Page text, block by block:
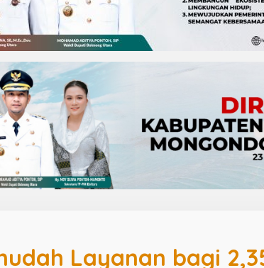
Layanan bagi